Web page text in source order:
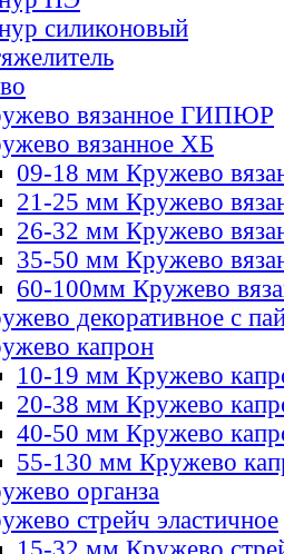
силиконовый
вязанное ГИПЮР
вязанное ХБ
09-18 мм Кружево
21-25 мм Кружево
26-32 мм Кружево
35-50 мм Кружево
60-100мм Кружево
декоративное с
капрон
10-19 мм Кружево
20-38 мм Кружево
40-50 мм Кружево
55-130 мм Кружево
органза
стрейч эластичное